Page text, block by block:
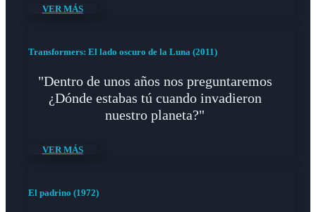
VER MÁS
Transformers: El lado oscuro de la Luna (2011)
"Dentro de unos años nos preguntaremos
¿Dónde estabas tú cuando invadieron
nuestro planeta?"
VER MÁS
El padrino (1972)